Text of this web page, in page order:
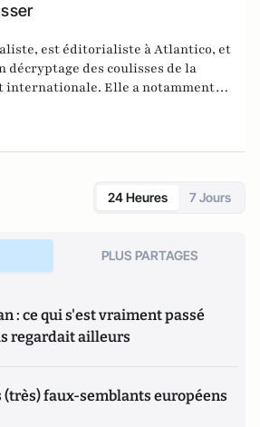
est éditorialiste à Atlantico, et
décryptage des coulisses de la
internationale. Elle a notamment
d'une ambition
également réalisé les documentaires
24 Heures 7 Jours
PLUS PARTAGES
: ce qui s'est vraiment passé
regardait ailleurs
faux-semblants européens